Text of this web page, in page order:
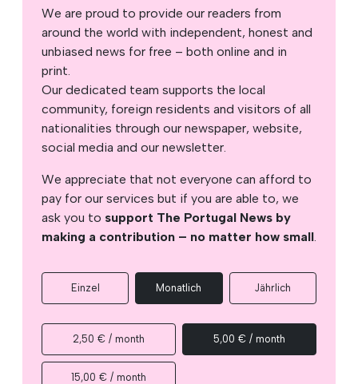
We are proud to provide our readers from
around the world with independent, honest and
unbiased news for free – both online and in
print.
Our dedicated team supports the local
community, foreign residents and visitors of all
nationalities through our newspaper, website,
social media and our newsletter.
We appreciate that not everyone can afford to
pay for our services but if you are able to, we
ask you to support The Portugal News by
making a contribution – no matter how small.
Einzel Monatlich Jährlich
2,50 € / month 5,00 € / month
15,00 € / month